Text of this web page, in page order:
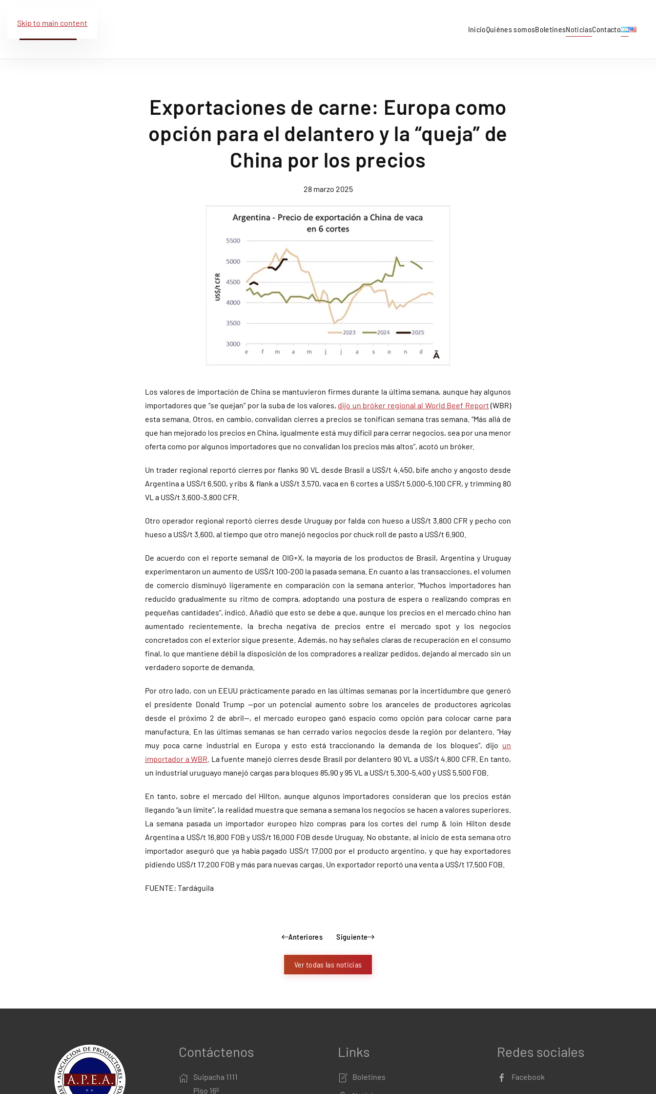
Skip to main content
InicioQuiénes somosBoletinesNoticiasContacto
Exportaciones de carne: Europa como
opción para el delantero y la “queja” de
China por los precios
28 marzo 2025
Los valores de importación de China se mantuvieron firmes durante la última semana, aunque hay algunos
importadores que “se quejan” por la suba de los valores, dijo un bróker regional al World Beef Report (WBR)
esta semana. Otros, en cambio, convalidan cierres a precios se tonifican semana tras semana. “Más allá de
que han mejorado los precios en China, igualmente está muy difícil para cerrar negocios, sea por una menor
oferta como por algunos importadores que no convalidan los precios más altos”, acotó un bróker.
Un trader regional reportó cierres por flanks 90 VL desde Brasil a US$/t 4.450, bife ancho y angosto desde
Argentina a US$/t 6.500, y ribs & flank a US$/t 3.570, vaca en 6 cortes a US$/t 5.000-5.100 CFR, y trimming 80
VL a US$/t 3.600-3.800 CFR.
Otro operador regional reportó cierres desde Uruguay por falda con hueso a US$/t 3.800 CFR y pecho con
hueso a US$/t 3.600, al tiempo que otro manejó negocios por chuck roll de pasto a US$/t 6.900.
De acuerdo con el reporte semanal de OIG+X, la mayoría de los productos de Brasil, Argentina y Uruguay
experimentaron un aumento de US$/t 100-200 la pasada semana. En cuanto a las transacciones, el volumen
de comercio disminuyó ligeramente en comparación con la semana anterior. “Muchos importadores han
reducido gradualmente su ritmo de compra, adoptando una postura de espera o realizando compras en
pequeñas cantidades”, indicó. Añadió que esto se debe a que, aunque los precios en el mercado chino han
aumentado recientemente, la brecha negativa de precios entre el mercado spot y los negocios
concretados con el exterior sigue presente. Además, no hay señales claras de recuperación en el consumo
final, lo que mantiene débil la disposición de los compradores a realizar pedidos, dejando al mercado sin un
verdadero soporte de demanda.
Por otro lado, con un EEUU prácticamente parado en las últimas semanas por la incertidumbre que generó
el presidente Donald Trump —por un potencial aumento sobre los aranceles de productores agrícolas
desde el próximo 2 de abril—, el mercado europeo ganó espacio como opción para colocar carne para
manufactura. En las últimas semanas se han cerrado varios negocios desde la región por delantero. “Hay
muy poca carne industrial en Europa y esto está traccionando la demanda de los bloques”, dijo un
importador a WBR . La fuente manejó cierres desde Brasil por delantero 90 VL a US$/t 4.800 CFR. En tanto,
un industrial uruguayo manejó cargas para bloques 85,90 y 95 VL a US$/t 5.300-5.400 y US$ 5.500 FOB.
En tanto, sobre el mercado del Hilton, aunque algunos importadores consideran que los precios están
llegando “a un límite”, la realidad muestra que semana a semana los negocios se hacen a valores superiores.
La semana pasada un importador europeo hizo compras para los cortes del rump & loin Hilton desde
Argentina a US$/t 16.800 FOB y US$/t 16.000 FOB desde Uruguay. No obstante, al inicio de esta semana otro
importador aseguró que ya había pagado US$/t 17.000 por el producto argentino, y que hay exportadores
pidiendo US$/t 17.200 FOB y más para nuevas cargas. Un exportador reportó una venta a US$/t 17.500 FOB.
FUENTE: Tardáguila
Anteriores Siguiente
Ver todas las noticias
Contáctenos
Suipacha 1111
Piso 16º
Links
Boletines
Redes sociales
Facebook